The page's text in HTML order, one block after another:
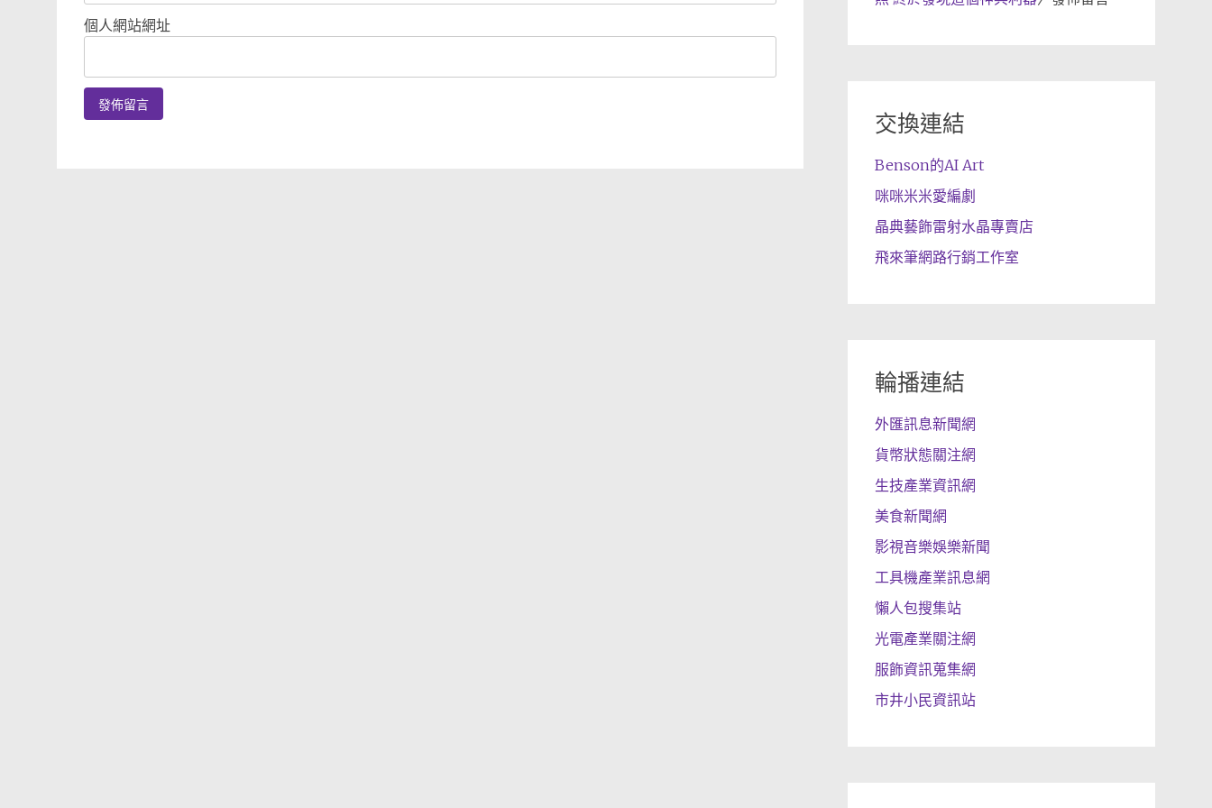
個人網站網址
交換連結
Benson的AI Art
咪咪米米愛編劇
晶典藝飾雷射水晶專賣店
飛來筆網路行銷工作室
輪播連結
外匯訊息新聞網
貨幣狀態關注網
生技產業資訊網
美食新聞網
影視音樂娛樂新聞
工具機產業訊息網
懶人包搜集站
光電產業關注網
服飾資訊蒐集網
市井小民資訊站